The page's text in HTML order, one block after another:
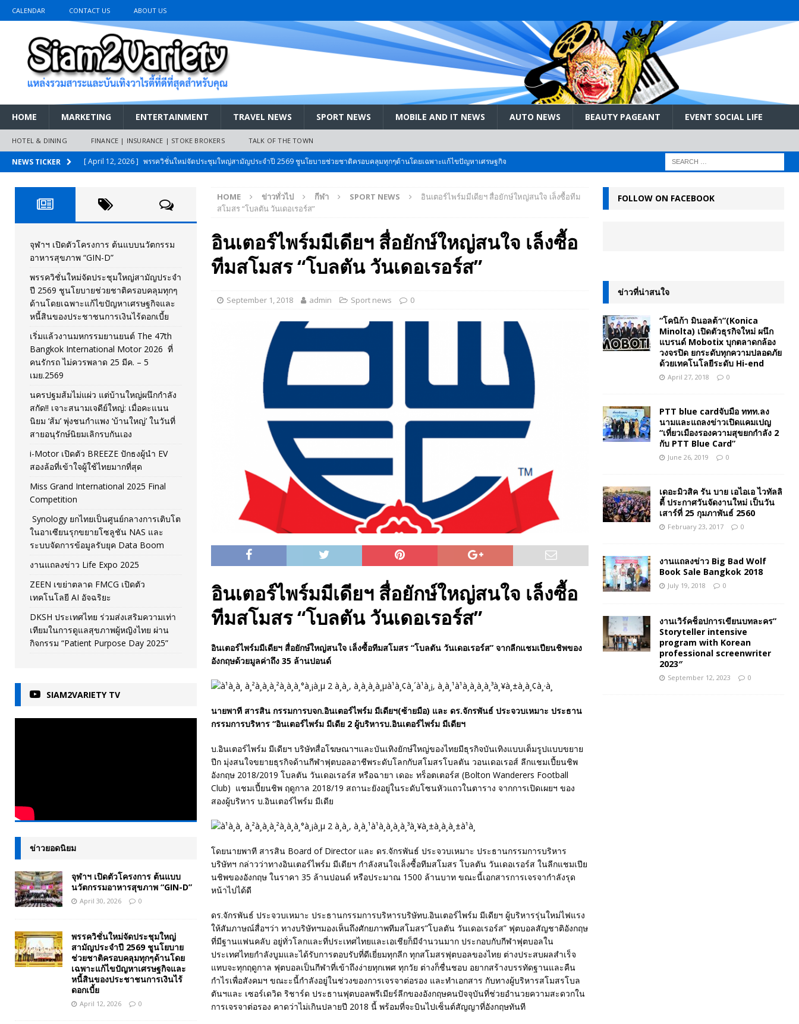
CALENDAR CONTACT US ABOUT US
HOME MARKETING ENTERTAINMENT TRAVEL NEWS SPORT NEWS MOBILE AND IT NEWS AUTO NEWS BEAUTY PAGEANT EVENT SOCIAL LIFE
HOTEL & DINING FINANCE | INSURANCE | STOKE BROKERS TALK OF THE TOWN
NEWS TICKER [ April 12, 2026 ] พรรควิชั่นใหม่จัดประชุมใหญ่สามัญประจำปี 2569 ชูนโยบายช่วยชาติครอบคลุมทุกๆด้านโดยเฉพาะแก้ไขปัญหาเศรษฐกิจ
[ March 26, 2026 ]
เริ่มแล้วงานมหกรรมยานยนต์ The 47th Bangkok International Motor 2026 ที่คนรักรถ ไม่ควรพลาด 25 มีค. – 5
เมย.2569
AUTO NEWS
[ February 10, 2026 ] นครปฐมส้มไม่แผ่ว แต่บ้านใหญ่ผนึกกำลัง สกัด!! เจาะสนามเจดีย์ใหญ่: เมื่อคะแนนนิยม ‘ส้ม’ พุ่งชนกำแพง ‘บ้านใหญ่’ ใน
วันที่สายอนุรักษ์นิยมเลิกรบกันเอง
PR NEWS
[ November 26, 2025 ] i-Motor เปิดตัว BREEZE ปักธงผู้นำ EV สองล้อที่เข้าใจผู้ใช้ไทยมากที่สุด
[ April 30, 2026 ] จุฬาฯ เปิดตัวโครงการ ต้นแบบนวัตกรรมอาหารสุขภาพ “GIN-D” EVENT SOCIAL LIFE
HOME ข่าวทั่วไป กีฬา SPORT NEWS
อินเตอร์ไพร์มมีเดียฯ สื่อยักษ์ใหญ่สนใจ เล็งซื้อทีม
สโมสร “โบลตัน วันเดอเรอร์ส”
อินเตอร์ไพร์มมีเดียฯ สื่อยักษ์ใหญ่สนใจ เล็งซื้อ
ทีมสโมสร “โบลตัน วันเดอเรอร์ส”
September 1, 2018 admin Sport news 0
อินเตอร์ไพร์มมีเดียฯ สื่อยักษ์ใหญ่สนใจ เล็งซื้อ
ทีมสโมสร “โบลตัน วันเดอเรอร์ส”
อินเตอร์ไพร์มมีเดียฯ สื่อยักษ์ใหญ่สนใจ เล็งซื้อทีมสโมสร “โบลตัน วันเดอเรอร์ส” จากลีกแชมเปียนชิพของ
อังกฤษด้วยมูลค่าถึง 35 ล้านปอนด์
นายพาที สารสิน กรรมการบจก.อินเตอร์ไพร์ม มีเดียฯ(ซ้ายมือ) และ ดร.จักรพันธ์ ประจวบเหมาะ ประธาน
กรรมการบริหาร “อินเตอร์ไพร์ม มีเดีย 2 ผู้บริหารบ.อินเตอร์ไพร์ม มีเดียฯ
บ.อินเตอร์ไพร์ม มีเดียฯ บริษัทสื่อโฆษณาฯและบันเทิงยักษ์ใหญ่ของไทยมีธุรกิจบันเทิงแบบเต็มรูปแบบขยาย
ปีก มุ่งสนใจขยายธุรกิจด้านกีฬาฟุตบอลอาชีพระดับโลกกับสโมสรโบลตัน วอนเดอเรอส์ ลีกแชมเปี้ยนชิพ
อังกฤษ 2018/2019 โบลตัน วันเดอเรอร์ส หรือฉายา เดอะ ทร็อตเตอร์ส (Bolton Wanderers Football
Club) แชมเปี้ยนชิพ ฤดูกาล 2018/19 สถานะยังอยู่ในระดับโซนหัวแถวในตาราง จากการเปิดเผยฯ ของ
สองผู้บริหาร บ.อินเตอร์ไพร์ม มีเดีย
โดยนายพาที สารสิน Board of Director และ ดร.จักรพันธ์ ประจวบเหมาะ ประธานกรรมการบริหาร
บริษัทฯ กล่าวว่าทางอินเตอร์ไพร์ม มีเดียฯ กำลังสนใจเล็งซื้อทีมสโมสร โบลตัน วันเดอเรอร์ส ในลีกแชมเปีย
นชิพของอังกฤษ ในราคา 35 ล้านปอนด์ หรือประมาณ 1500 ล้านบาท ขณะนี้เอกสารการเจรจากำลังรุด
หน้าไปได้ดี
ดร.จักรพันธ์ ประจวบเหมาะ ประธานกรรมการบริหารบริษัทบ.อินเตอร์ไพร์ม มีเดียฯ ผู้บริหารรุ่นใหม่ไฟแรง
ให้สัมภาษณ์สื่อฯว่า ทางบริษัทฯมองเห็นถึงศักยภาพทีมสโมสร”โบลตัน วันเดอเรอร์ส” ฟุตบอลสัญชาติอังกฤษ
ที่มีฐานแฟนคลับ อยู่ทั่วโลกและที่ประเทศไทยและเอเชียก็มีจำนวนมาก ประกอบกับกีฬาฟุตบอลใน
ประเทศไทยกำลังบูมและได้รับการตอบรับที่ดีเยี่ยมทุกลีก ทุกสโมสรฟุตบอลของไทย ต่างประสบผลสำเร็จ
แทบจะทุกฤดูกาล ฟุตบอลเป็นกีฬาที่เข้าถึงง่ายทุกเพศ ทุกวัย ต่างก็ชื่นชอบ อยากสร้างบรรทัดฐานและคืน
กำไรเพื่อสังคมฯ ขณะะนี้กำลังอยู่ในช่วงของการเจรจาต่อรอง และทำเอกสาร กับทางผู้บริหารสโมสรโบล
ตันฯและ เซอร์เดวิด ริชาร์ด ประธานฟุตบอลพรีเมียร์ลีกของอังกฤษคนปัจจุบันที่ช่วยอำนวยความสะดวกใน
การเจรจาต่อรอง คาดว่าไม่เกินปลายปี 2018 นี้ พร้อมที่จะบินไปเซ็นต์สัญญาที่อังกฤษทันที
จุฬาฯ เปิดตัวโครงการ ต้นแบบนวัตกรรม
อาหารสุขภาพ “GIN-D”
พรรควิชั่นใหม่จัดประชุมใหญ่สามัญประจำ
ปี 2569 ชูนโยบายช่วยชาติครอบคลุมทุกๆ
ด้านโดยเฉพาะแก้ไขปัญหาเศรษฐกิจและ
หนี้สินของประชาชนการเงินไร้ดอกเบี้ย
เริ่มแล้วงานมหกรรมยานยนต์ The 47th
Bangkok International Motor 2026 ที่
คนรักรถ ไม่ควรพลาด 25 มีค. – 5
เมย.2569
นครปฐมส้มไม่แผ่ว แต่บ้านใหญ่ผนึกกำลัง
สกัด!! เจาะสนามเจดีย์ใหญ่: เมื่อคะแนน
นิยม ‘ส้ม’ พุ่งชนกำแพง ‘บ้านใหญ่’ ในวันที่
สายอนุรักษ์นิยมเลิกรบกันเอง
i-Motor เปิดตัว BREEZE ปักธงผู้นำ EV
สองล้อที่เข้าใจผู้ใช้ไทยมากที่สุด
Miss Grand International 2025 Final
Competition
Synology ยกไทยเป็นศูนย์กลางการเติบโต
ในอาเซียนรุกขยายโซลูชัน NAS และ
ระบบจัดการข้อมูลรับยุค Data Boom
งานแถลงข่าว Life Expo 2025
ZEEN เขย่าตลาด FMCG เปิดตัว
เทคโนโลยี AI อัจฉริยะ
DKSH ประเทศไทย ร่วมส่งเสริมความเท่า
เทียมในการดูแลสุขภาพผู้หญิงไทย ผ่าน
กิจกรรม “Patient Purpose Day 2025”
SIAM2VARIETY TV
ข่าวยอดนิยม
จุฬาฯ เปิดตัวโครงการ ต้นแบบ
นวัตกรรมอาหารสุขภาพ “GIN-D”
April 30, 2026 0
พรรควิชั่นใหม่จัดประชุมใหญ่
สามัญประจำปี 2569 ชูนโยบาย
ช่วยชาติครอบคลุมทุกๆด้านโดย
เฉพาะแก้ไขปัญหาเศรษฐกิจและ
หนี้สินของประชาชนการเงินไร้
ดอกเบี้ย
April 12, 2026 0
FOLLOW ON FACEBOOK
ข่าวที่น่าสนใจ
“โคนิก้า มินอลต้า”(Konica
Minolta) เปิดตัวธุรกิจใหม่ ผนึก
แบรนด์ Mobotix บุกตลาดกล้อง
วงจรปิด ยกระดับทุกความปลอดภัย
ด้วยเทคโนโลยีระดับ Hi-end
April 27, 2018 0
PTT blue cardจับมือ ททท.ลง
นามและแถลงข่าวเปิดแคมเปญ
“เที่ยวเมืองรองความสุขยกกำลัง 2
กับ PTT Blue Card”
June 26, 2019 0
เดอะมิวสิค รัน บาย เอไอเอ ไวทัลลิ
ตี้ ประกาศวันจัดงานใหม่ เป็นวัน
เสาร์ที่ 25 กุมภาพันธ์ 2560
February 23, 2017 0
งานแถลงข่าว Big Bad Wolf
Book Sale Bangkok 2018
July 19, 2018 0
งานเวิร์คช็อปการเขียนบทละคร”
Storyteller intensive
program with Korean
professional screenwriter
2023″
September 12, 2023 0